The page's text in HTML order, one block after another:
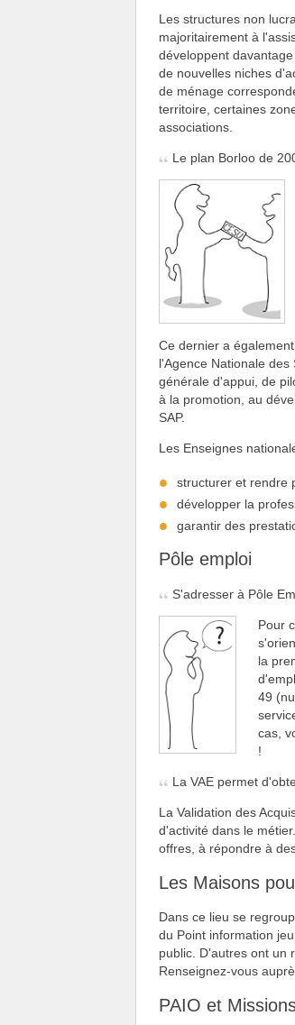
Les structures non
majoritairement à
développent
de nouvelles niches
de ménage
territoire, certaines
associations.
Le plan Borloo de
Ce dernier a
l'Agence Nationale
générale d'appui, de
à la promotion, au
SAP.
Les Enseignes
structurer et rendre
développer la
garantir des
Pôle emploi
S'adresser à Pôle
Pour
la
49
cas,
!
La VAE permet
La Validation des
d'activité dans le
offres, à répondre à
Les Maisons
Dans ce lieu se
du Point information
public. D'autres ont un
Renseignez-vous
PAIO et